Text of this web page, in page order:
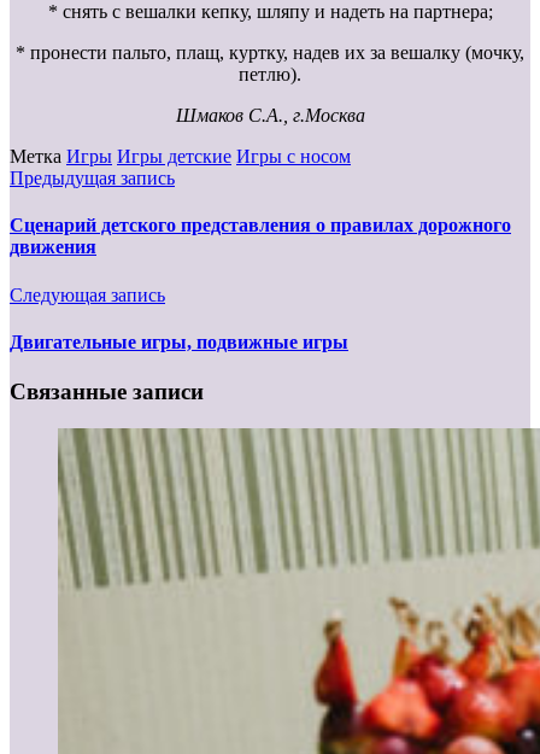
* снять с вешалки кепку, шляпу и надеть на партнера;
* пронести пальто, плащ, куртку, надев их за вешалку (мочку,
петлю).
Шмаков С.А., г.Москва
Метка Игры Игры детские Игры с носом
Предыдущая запись
Сценарий детского представления о правилах дорожного
движения
Следующая запись
Двигательные игры, подвижные игры
Связанные записи